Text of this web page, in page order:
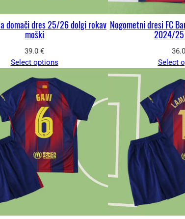
domači dres 25/26 dolgi rokav
moški
39.0 €
Select options
Nogometni dresi FC
2024/25
36.0
Select